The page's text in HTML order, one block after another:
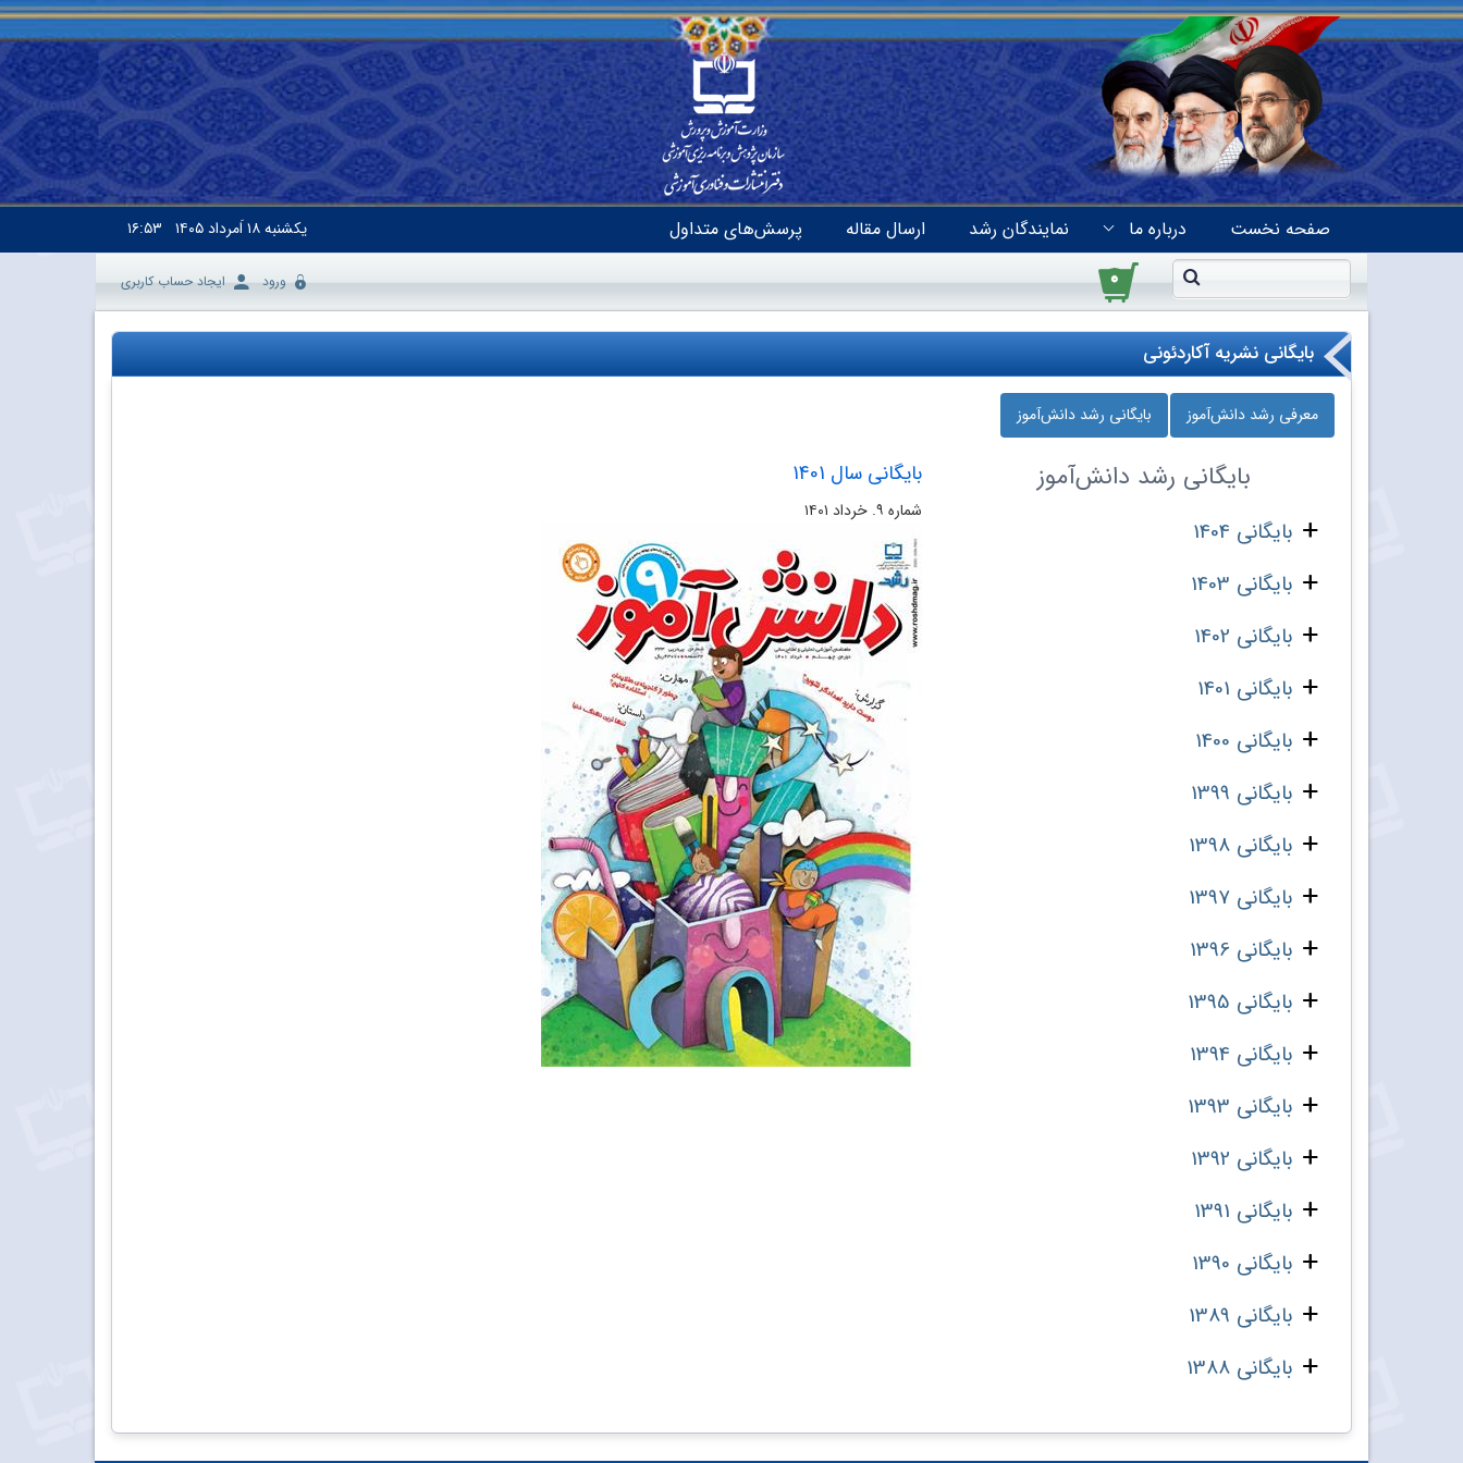
صفحه نخست درباره ما نمایندگان رشد ارسال مقاله پرسش‌های متداول یکشنبه۱۸ اَمرداد ۱۴۰۵ ۱۶:۵۳
۰ ورود ایجاد حساب کاربری
بایگانی نشریه آکاردئونی
معرفی رشد دانش‌آموز بایگانی رشد دانش‌آموز
بایگانی رشد دانش‌آموز
بایگانی 1404
بایگانی 1403
بایگانی 1402
بایگانی 1401
بایگانی 1400
بایگانی 1399
بایگانی 1398
بایگانی 1397
بایگانی 1396
بایگانی 1395
بایگانی 1394
بایگانی 1393
بایگانی 1392
بایگانی 1391
بایگانی 1390
بایگانی 1389
بایگانی 1388
بایگانی سال 1401
شماره ۹. خرداد ۱۴۰۱